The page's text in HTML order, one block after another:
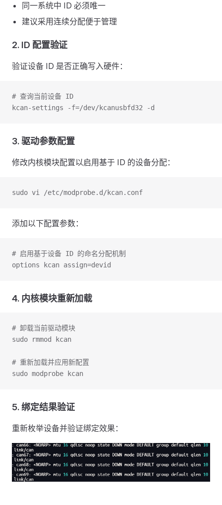
同一系统中 ID 必须唯一
建议采用连续分配便于管理
2. ID 配置验证
验证设备 ID 是否正确写入硬件：
# 查询当前设备 ID
kcan-settings -f=/dev/kcanusbfd32 -d
3. 驱动参数配置
修改内核模块配置以启用基于 ID 的设备分配：
sudo vi /etc/modprobe.d/kcan.conf
添加以下配置参数：
# 启用基于设备 ID 的命名分配机制
options kcan assign=devid
4. 内核模块重新加载
# 卸载当前驱动模块
sudo rmmod kcan
# 重新加载并应用新配置
sudo modprobe kcan
5. 绑定结果验证
重新枚举设备并验证绑定效果：